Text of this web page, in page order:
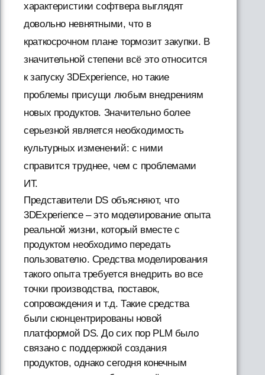
характеристики софтвера выглядят
довольно невнятными, что в
краткосрочном плане тормозит закупки. В
значительной степени всё это относится
к запуску 3DExperience, но такие
проблемы присущи любым внедрениям
новых продуктов. Значительно более
серьезной является необходимость
культурных изменений: с ними
справится труднее, чем с проблемами
ИТ.
Представители DS объясняют, что
3DExperience – это моделирование опыта
реальной жизни, который вместе с
продуктом необходимо передать
пользователю. Средства моделирования
такого опыта требуется внедрить во все
точки производства, поставок,
сопровождения и т.д. Такие средства
были сконцентрированы новой
платформой DS. До сих пор PLM было
связано с поддержкой создания
продуктов, однако сегодня конечным